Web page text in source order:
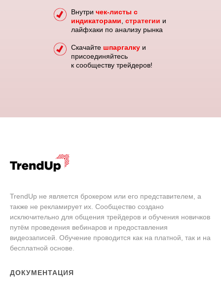
Внутри чек-листы с
индикаторами стратегии и
лайфхаки по анализу рынка
Скачайте шпаргалку и
присоединяйтесь
к сообществу трейдеров!
TrendUp не является брокером или его представителем, а
также не рекламирует их. Сообщество создано
исключительно для общения трейдеров и обучения новичков
путём проведения вебинаров и предоставления
видеозаписей. Обучение проводится как на платной, так и на
бесплатной основе.
ДОКУМЕНТАЦИЯ